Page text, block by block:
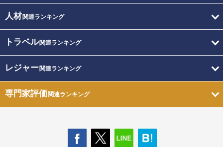
人材関連ランキング
トラベル関連ランキング
レジャー関連ランキング
専門家評価関連ランキング